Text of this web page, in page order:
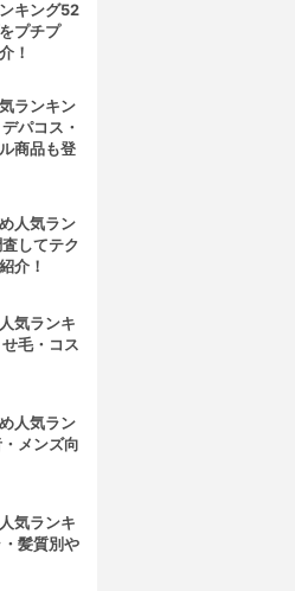
キング52
プチプ
！
ランキン
パコス・
商品も登
人気ラン
してテク
介！
気ランキ
毛・コス
人気ラン
メンズ向
気ランキ
髪質別や